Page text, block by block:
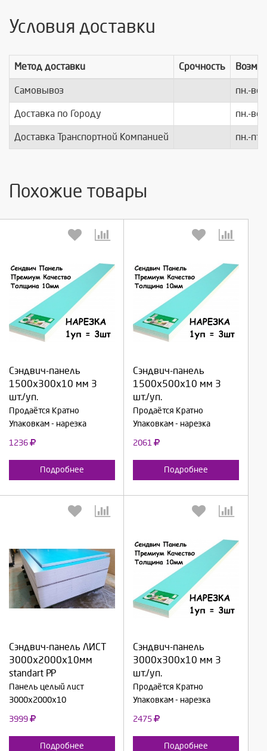
Условия доставки
Метод доставки Срочность
Самовывоз пн.-вс.
Доставка по Городу пн.-вс.
Доставка Транспортной Компанией пн.-пт.
Похожие товары
Сэндвич-панель
1500х300х10 мм 3
шт./уп.
Продаётся Кратно
Упаковкам - нарезка
1236
Подробнее
Выберите количество:
Продолжить
Отмена
Сэндвич-панель
1500х500х10 мм 3
шт./уп.
Продаётся Кратно
Упаковкам - нарезка
2061
Подробнее
Выберите количество:
Продолжить
Отмена
Сэндвич-панель ЛИСТ
3000х2000х10мм
standart PP
Панель целый лист
3000х2000х10
3999
Подробнее
Выберите количество:
Продолжить
Отмена
Сэндвич-панель
3000х300х10 мм 3
шт./уп.
Продаётся Кратно
Упаковкам - нарезка
2475
Подробнее
Выберите количество:
Продолжить
Отмена